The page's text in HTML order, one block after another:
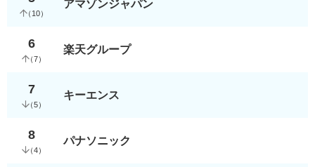
（ 10）
アマゾンジャパン
6
（7）
楽天グループ
7
（5）
キーエンス
8
（4）
パナソニック